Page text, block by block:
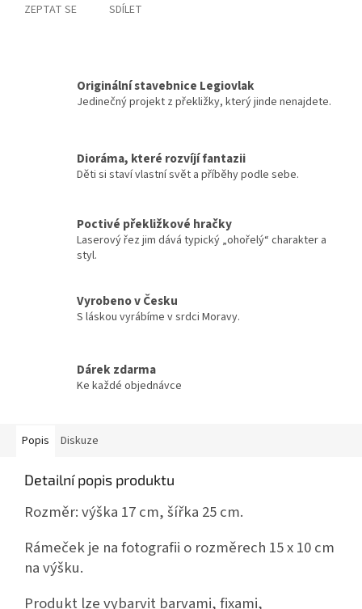
ZEPTAT SE SDÍLET
Originální stavebnice Legiovlak
Jedinečný projekt z překližky, který jinde nenajdete.
Dioráma, které rozvíjí fantazii
Děti si staví vlastní svět a příběhy podle sebe.
Poctivé překližkové hračky
Laserový řez jim dává typický „ohořelý“ charakter a
styl.
Vyrobeno v Česku
S láskou vyrábíme v srdci Moravy.
Dárek zdarma
Ke každé objednávce
Popis Diskuze
Detailní popis produktu
Rozměr: výška 17 cm, šířka 25 cm.
Rámeček je na fotografii o rozměrech 15 x 10 cm
na výšku.
Produkt lze vybarvit barvami, fixami,